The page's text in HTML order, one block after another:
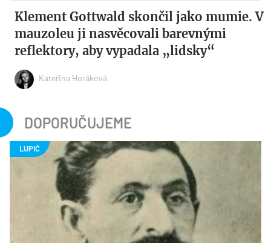
Klement Gottwald skončil jako mumie. V
mauzoleu ji nasvěcovali barevnými
reflektory, aby vypadala „lidsky“
Kateřina Horáková
DOPORUČUJEME